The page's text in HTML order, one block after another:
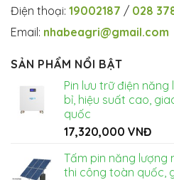
Điện thoại: 19002187 / 028
Email: nhabeagri@gmail.com
SẢN PHẨM NỔI BẬT
Pin lưu trữ điện
bỉ, hiệu suất cao,
quốc
17,320,000 VNĐ
Tấm pin năng lượng
thi công toàn quốc,